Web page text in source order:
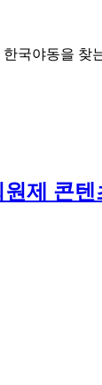
국야동을
제 콘